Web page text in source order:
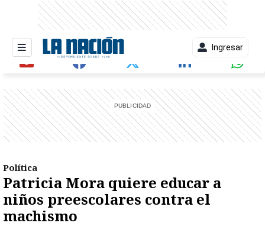
Ingresar
Política
Patricia Mora quiere educar a
niños preescolares contra el
machismo